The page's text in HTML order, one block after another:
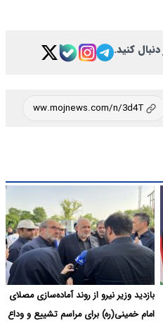
کنید.
بازدید وزیر نیرو از روند آماده‌سازی مصلای
امام خمینی(ره) برای مراسم تشییع و وداع